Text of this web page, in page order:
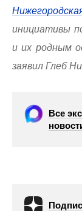
инициативы
и их родным
заявил Глеб
Все